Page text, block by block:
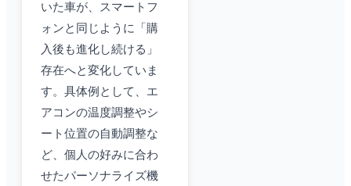
いた車が、スマートフ
ォンと同じように「購
入後も進化し続ける」
存在へと変化していま
す。具体例として、エ
アコンの温度調整やシ
ート位置の自動調整な
ど、個人の好みに合わ
せたパーソナライズ機